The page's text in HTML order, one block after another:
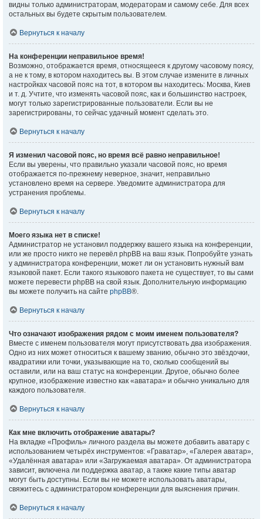
видны только администраторам, модераторам и самому себе. Для всех
остальных вы будете скрытым пользователем.
Вернуться к началу
На конференции неправильное время!
Возможно, отображается время, относящееся к другому часовому поясу,
а не к тому, в котором находитесь вы. В этом случае измените в личных
настройках часовой пояс на тот, в котором вы находитесь: Москва, Киев
и т. д. Учтите, что изменять часовой пояс, как и большинство настроек,
могут только зарегистрированные пользователи. Если вы не
зарегистрированы, то сейчас удачный момент сделать это.
Вернуться к началу
Я изменил часовой пояс, но время всё равно неправильное!
Если вы уверены, что правильно указали часовой пояс, но время
отображается по-прежнему неверное, значит, неправильно
установлено время на сервере. Уведомите администратора для
устранения проблемы.
Вернуться к началу
Моего языка нет в списке!
Администратор не установил поддержку вашего языка на конференции,
или же просто никто не перевёл phpBB на ваш язык. Попробуйте узнать
у администратора конференции, может ли он установить нужный вам
языковой пакет. Если такого языкового пакета не существует, то вы сами
можете перевести phpBB на свой язык. Дополнительную информацию
вы можете получить на сайте phpBB®.
Вернуться к началу
Что означают изображения рядом с моим именем пользователя?
Вместе с именем пользователя могут присутствовать два изображения.
Одно из них может относиться к вашему званию, обычно это звёздочки,
квадратики или точки, указывающие на то, сколько сообщений вы
оставили, или на ваш статус на конференции. Другое, обычно более
крупное, изображение известно как «аватара» и обычно уникально для
каждого пользователя.
Вернуться к началу
Как мне включить отображение аватары?
На вкладке «Профиль» личного раздела вы можете добавить аватару с
использованием четырёх инструментов: «Граватар», «Галерея аватар»,
«Удалённая аватара» или «Загружаемая аватара». От администратора
зависит, включена ли поддержка аватар, а также какие типы аватар
могут быть доступны. Если вы не можете использовать аватары,
свяжитесь с администратором конференции для выяснения причин.
Вернуться к началу